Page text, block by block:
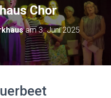
G
A
T
O
N
Chor
am3. Juni 2025